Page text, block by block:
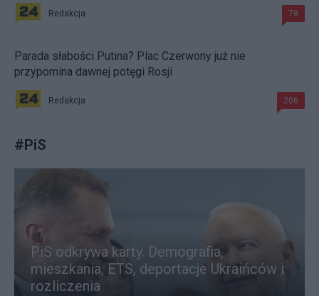
Redakcja 78
Parada słabości Putina? Plac Czerwony już nie
przypomina dawnej potęgi Rosji
Redakcja 206
#PiS
PiS odkrywa karty. Demografia,
mieszkania, ETS, deportacje Ukraińców i
rozliczenia